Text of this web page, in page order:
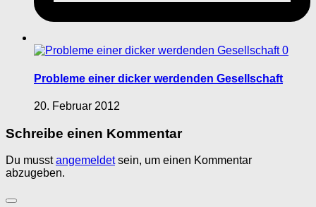
0
Probleme einer dicker werdenden Gesellschaft
20. Februar 2012
Schreibe einen Kommentar
Du musstangemeldetsein, um einen Kommentar
abzugeben.